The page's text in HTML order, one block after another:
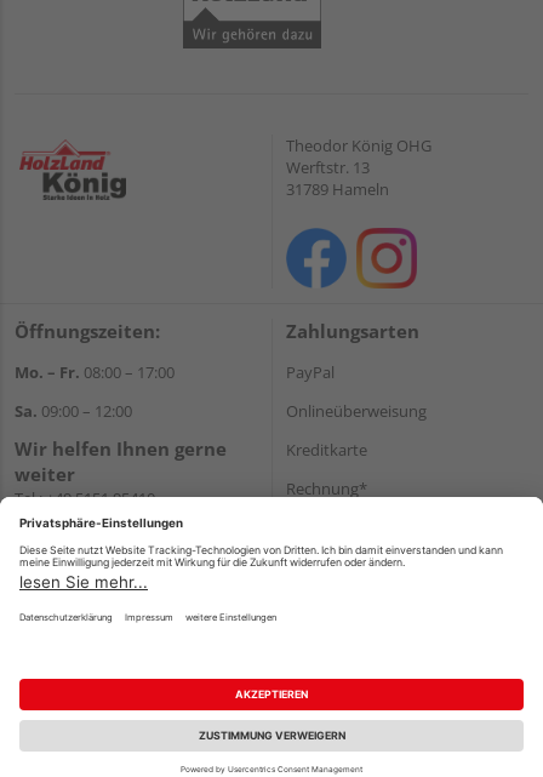
Theodor König OHG
Werftstr. 13
31789 Hameln
Öffnungszeiten:
Mo. – Fr. 08:00 – 17:00
Sa. 09:00 – 12:00
Wir helfen Ihnen gerne
weiter
Tel.:+49 5151 95410
E-Mail:shop@holzland-koenig.de
Zahlungsarten
PayPal
Onlineüberweisung
Kreditkarte
Rechnung*
Versand
Impressum AGB Widerruf
Datenschutz
Reservierungsbedingungen
Vertrag widerrufen